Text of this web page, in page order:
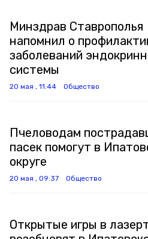
Минздрав Ставрополья
напомнил о
заболеваний
системы
20 мая , 11:44 Общество
Пчеловодам
пасек помогут в
округе
20 мая , 09:37 Общество
Открытые игры в